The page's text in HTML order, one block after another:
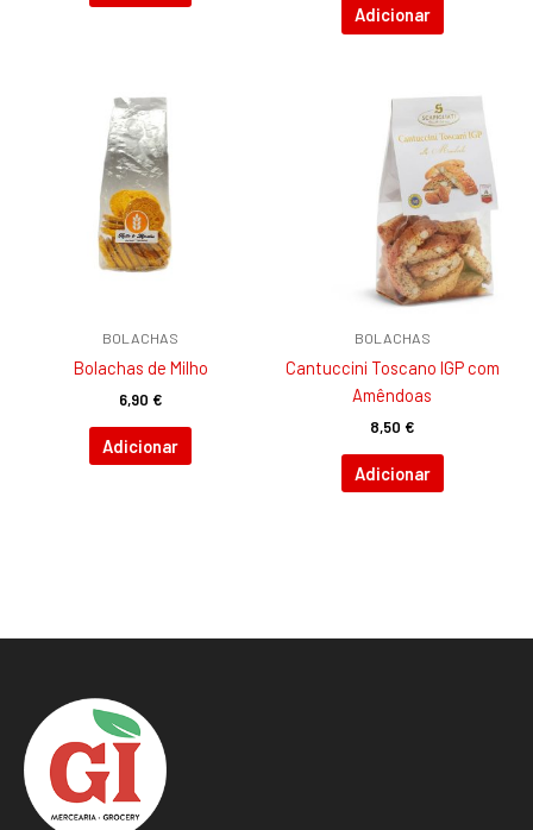
Adicionar
BOLACHAS
Bolachas de Milho
6,90 €
Adicionar
BOLACHAS
Cantuccini Toscano IGP com
Amêndoas
8,50 €
Adicionar